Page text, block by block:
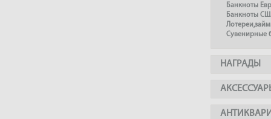
Банкноты
Банкноты
Сувенирные
НАГРАДЫ